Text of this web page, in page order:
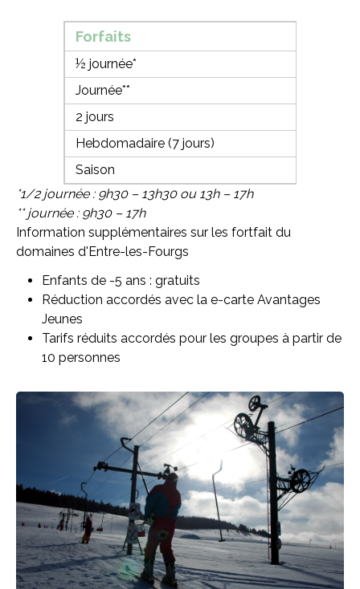
Forfaits
½ journée*
Journée**
2 jours
Hebdomadaire (7 jours)
Saison
*1/2 journée : 9h30 – 13h30 ou 13h – 17h
** journée : 9h30 – 17h
Information supplémentaires sur les fortfait du
domaines d'Entre-les-Fourgs
Enfants de -5 ans : gratuits
Réduction accordés avec la e-carte Avantages
Jeunes
Tarifs réduits accordés pour les groupes à partir de
10 personnes